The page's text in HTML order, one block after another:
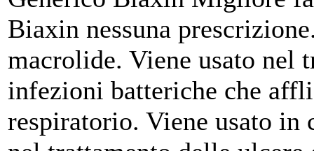
Biaxin nessuna
macrolide. Viene usato
infezioni batteriche che
respiratorio. Viene usato